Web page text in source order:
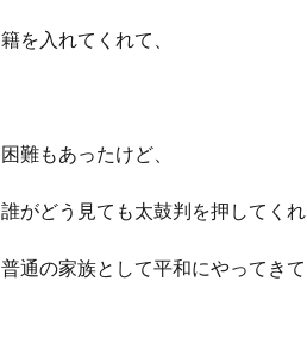
籍を入れてくれて、
困難もあったけど、
誰がどう見ても太鼓判を押してく
普通の家族として平和にやってきて